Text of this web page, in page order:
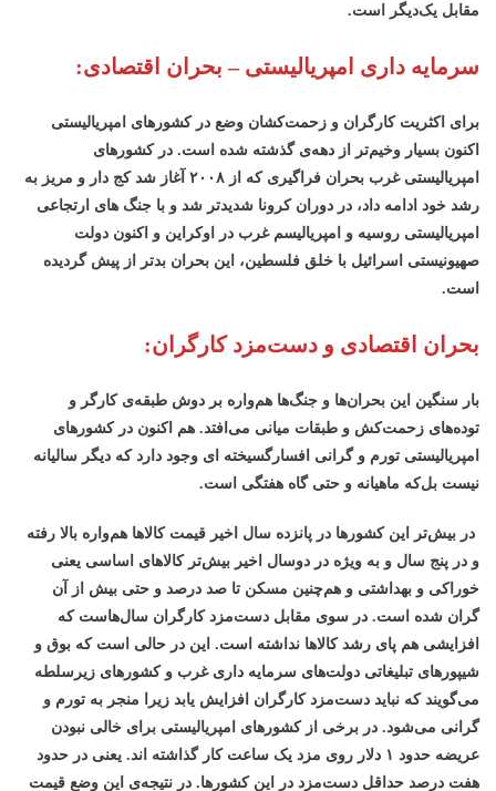
مقابل یک‌دیگر است.
سرمایه داری امپریالیستی – بحران اقتصادی:
برای اکثریت کارگران و زحمت‌کشان وضع در کشورهای امپریالیستی
اکنون بسیار وخیم‌تر از دهه‌ی گذشته شده است. در کشورهای
امپریالیستی غرب بحران فراگیری که از ۲۰۰۸ آغاز شد کج دار و مریز به
رشد خود ادامه داد، در دوران کرونا شدیدتر شد و با جنگ های ارتجاعی
امپریالیستی روسیه و امپریالیسم غرب در اوکراین و اکنون دولت
صهیونیستی اسرائیل با خلق فلسطین، این بحران بدتر از پیش گردیده
است.
بحران اقتصادی و دست‌مزد کارگران:
بار سنگین این بحران‌ها و جنگ‌ها هم‌واره بر دوش طبقه‌ی کارگر و
توده‌های زحمت‌کش و طبقات میانی می‌افتد. هم اکنون در کشورهای
امپریالیستی تورم و گرانی افسارگسیخته ای وجود دارد که دیگر سالیانه
نیست بل‌که ماهیانه و حتی گاه هفتگی است.
در بیش‌تر این کشورها در پانزده سال اخیر قیمت کالاها هم‌واره بالا رفته
و در پنج سال و به ویژه در دوسال اخیر بیش‌تر کالاهای اساسی یعنی
خوراکی و بهداشتی و هم‌چنین مسکن تا صد درصد و حتی بیش از آن
گران شده است. در سوی مقابل دست‌مزد کارگران سال‌هاست که
افزایشی هم پای رشد کالاها نداشته است. این در حالی است که بوق و
شیپورهای تبلیغاتی دولت‌های سرمایه داری غرب و کشورهای زیرسلطه
می‌گویند که نباید دست‌مزد کارگران افزایش یابد زیرا منجر به تورم و
گرانی می‌شود. در برخی از کشورهای امپریالیستی برای خالی نبودن
عریضه حدود ۱ دلار روی مزد یک ساعت کار گذاشته اند. یعنی در حدود
هفت درصد حداقل دست‌مزد در این کشورها. در نتیجه‌ی این وضع قیمت